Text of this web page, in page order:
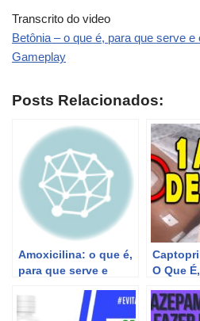
Transcrito do video
Betônia – o que é, para que serve e
Gameplay
Posts Relacionados:
Amoxicilina: o que é,
para que serve e
O Que